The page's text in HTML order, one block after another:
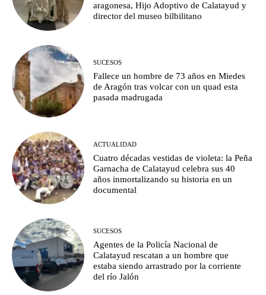
aragonesa, Hijo Adoptivo de Calatayud y
director del museo bilbilitano
SUCESOS
Fallece un hombre de 73 años en Miedes
de Aragón tras volcar con un quad esta
pasada madrugada
ACTUALIDAD
Cuatro décadas vestidas de violeta: la Peña
Garnacha de Calatayud celebra sus 40
años inmortalizando su historia en un
documental
SUCESOS
Agentes de la Policía Nacional de
Calatayud rescatan a un hombre que
estaba siendo arrastrado por la corriente
del río Jalón